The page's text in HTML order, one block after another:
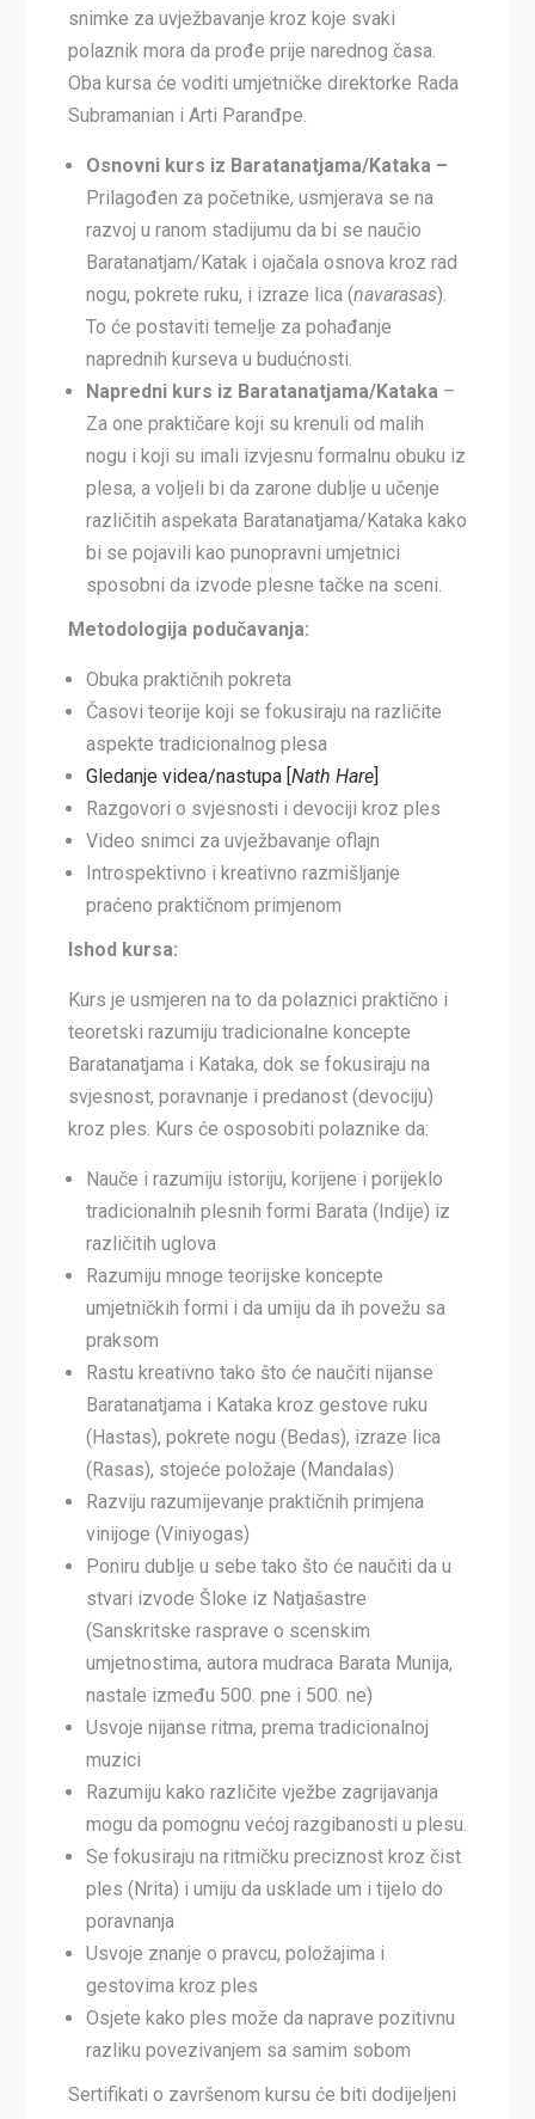
snimke za uvježbavanje kroz koje svaki
polaznik mora da prođe prije narednog časa.
Oba kursa će voditi umjetničke direktorke Rada
Subramanian i Arti Paranđpe.
Osnovni kurs iz Baratanatjama/Kataka –
Prilagođen za početnike, usmjerava se na
razvoj u ranom stadijumu da bi se naučio
Baratanatjam/Katak i ojačala osnova kroz rad
nogu, pokrete ruku, i izraze lica (navarasas).
To će postaviti temelje za pohađanje
naprednih kurseva u budućnosti.
Napredni kurs iz Baratanatjama/Kataka –
Za one praktičare koji su krenuli od malih
nogu i koji su imali izvjesnu formalnu obuku iz
plesa, a voljeli bi da zarone dublje u učenje
različitih aspekata Baratanatjama/Kataka kako
bi se pojavili kao punopravni umjetnici
sposobni da izvode plesne tačke na sceni.
Metodologija podučavanja:
Obuka praktičnih pokreta
Časovi teorije koji se fokusiraju na različite
aspekte tradicionalnog plesa
Gledanje videa/nastupa [ Nath Hare]
Razgovori o svjesnosti i devociji kroz ples
Video snimci za uvježbavanje oflajn
Introspektivno i kreativno razmišljanje
praćeno praktičnom primjenom
Ishod kursa:
Kurs je usmjeren na to da polaznici praktično i
teoretski razumiju tradicionalne koncepte
Baratanatjama i Kataka, dok se fokusiraju na
svjesnost, poravnanje i predanost (devociju)
kroz ples. Kurs će osposobiti polaznike da:
Nauče i razumiju istoriju, korijene i porijeklo
tradicionalnih plesnih formi Barata (Indije) iz
različitih uglova
Razumiju mnoge teorijske koncepte
umjetničkih formi i da umiju da ih povežu sa
praksom
Rastu kreativno tako što će naučiti nijanse
Baratanatjama i Kataka kroz gestove ruku
(Hastas), pokrete nogu (Bedas), izraze lica
(Rasas), stojeće položaje (Mandalas)
Razviju razumijevanje praktičnih primjena
vinijoge (Viniyogas)
Poniru dublje u sebe tako što će naučiti da u
stvari izvode Šloke iz Natjašastre
(Sanskritske rasprave o scenskim
umjetnostima, autora mudraca Barata Munija,
nastale između 500. pne i 500. ne)
Usvoje nijanse ritma, prema tradicionalnoj
muzici
Razumiju kako različite vježbe zagrijavanja
mogu da pomognu većoj razgibanosti u plesu.
Se fokusiraju na ritmičku preciznost kroz čist
ples (Nrita) i umiju da usklade um i tijelo do
poravnanja
Usvoje znanje o pravcu, položajima i
gestovima kroz ples
Osjete kako ples može da naprave pozitivnu
razliku povezivanjem sa samim sobom
Sertifikati o završenom kursu će biti dodijeljeni